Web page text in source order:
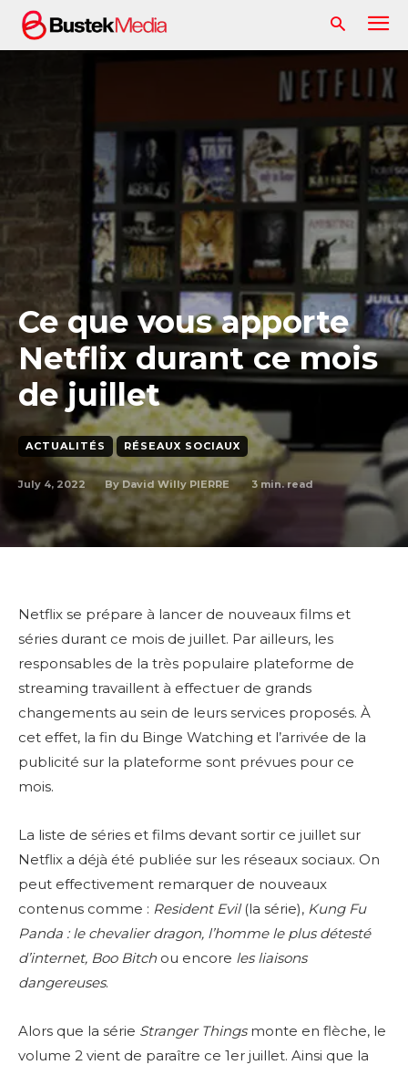
Ce que vous apporte
Netflix durant ce mois
de juillet
ACTUALITÉS RÉSEAUX SOCIAUX
July 4, 2022 By David Willy PIERRE 3min. read
Netflix se prépare à lancer de nouveaux films et
séries durant ce mois de juillet. Par ailleurs, les
responsables de la très populaire plateforme de
streaming travaillent à effectuer de grands
changements au sein de leurs services proposés. À
cet effet, la fin du Binge Watching et l’arrivée de la
publicité sur la plateforme sont prévues pour ce
mois.
La liste de séries et films devant sortir ce juillet sur
Netflix a déjà été publiée sur les réseaux sociaux. On
peut effectivement remarquer de nouveaux
contenus comme : Resident Evil(la série), Kung Fu
Panda : le chevalier dragon, l’homme le plus détesté
d’internet, Boo Bitch ou encore les liaisons
dangereuses.
Alors que la série Stranger Thingsmonte en flèche, le
volume 2 vient de paraître ce 1er juillet. Ainsi que la